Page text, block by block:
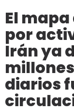
El
por
Irán ya
diarios